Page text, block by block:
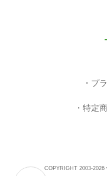
プ
特定
COPYRIGHT 2003-